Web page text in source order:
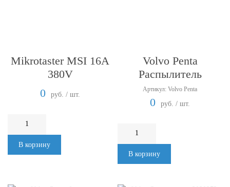
Mikrotaster MSI 16A
380V
0
руб. / шт.
В корзину
Volvo Penta
Распылитель
Артикул: Volvo Penta
0 руб. / шт.
В корзину